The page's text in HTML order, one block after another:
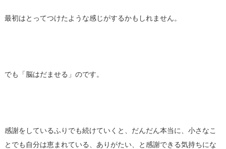
最初はとってつけたような感じがするかもしれません。
でも「脳はだませる」のです。
感謝をしているふりでも続けていくと、だんだん本当に、小さなこ
とでも自分は恵まれている、ありがたい、と感謝できる気持ちにな